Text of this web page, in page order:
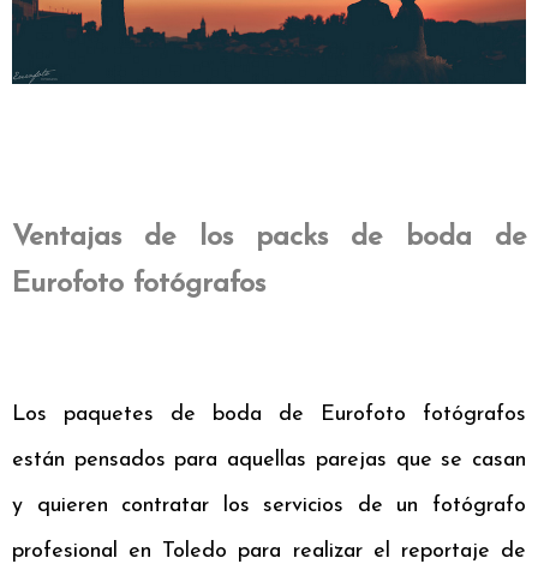
Ventajas de los packs de boda de
Eurofoto fotógrafos
Los paquetes de boda de Eurofoto fotógrafos
están pensados para aquellas parejas que se casan
y quieren contratar los servicios de un fotógrafo
profesional en Toledo para realizar el reportaje de